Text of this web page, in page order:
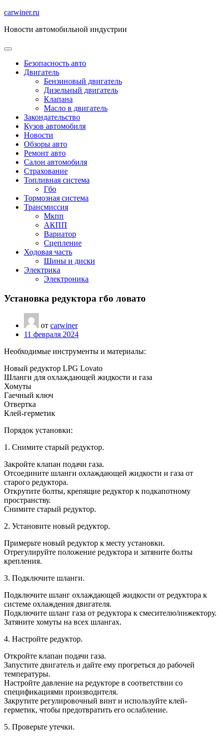
Перейти
содержимому
carwiner.ru
Новости автомобильной индустрии
Безопасность авто
Двигатель
Бензиновый двигатель
Дизельный двигатель
Клапана
Масло в двигатель
Закондательство
Кузов автомобиля
Новости
Обзоры авто
Ремонт авто
Салон автомобиля
Страхование
Топливная система
Гбо
Тормозная система
Трансмиссия
Мкпп
АКПП
Вариатор
Сцепление
Ходовая часть
Шины и диски
Электрика
Электроника
Установка редуктора гбо ловато
от carwiner
11 февраля 2024
Необходимые инструменты и материалы:
Новый редуктор LPG Lovato
Шланги для охлаждающей жидкости и газа
Хомуты
Гаечный ключ
Отвертка
Клей-герметик
Порядок установки:
1. Снимите старый редуктор.
Закройте клапан подачи газа.
Отсоедините шланги охлаждающей жидкости и газа от
старого редуктора.
Открутите болты, крепящие редуктор к подкапотному
пространству.
Снимите старый редуктор.
2. Установите новый редуктор.
Примерьте новый редуктор к месту установки.
Отрегулируйте положение редуктора и затяните болты
крепления.
3. Подключите шланги.
Подключите шланг охлаждающей жидкости от редуктора к
системе охлаждения двигателя.
Подключите шланг газа от редуктора к смесителю/инжектору.
Затяните хомуты на всех шлангах.
4. Настройте редуктор.
Откройте клапан подачи газа.
Запустите двигатель и дайте ему прогреться до рабочей
температуры.
Настройте давление на редукторе в соответствии со
спецификациями производителя.
Закрутите регулировочный винт и используйте клей-
герметик, чтобы предотвратить его ослабление.
5. Проверьте утечки.